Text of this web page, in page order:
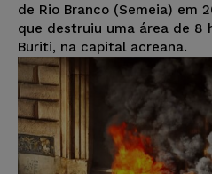
de Rio Branco (Semeia) em
que destruiu uma área de 8
Buriti, na capital acreana.